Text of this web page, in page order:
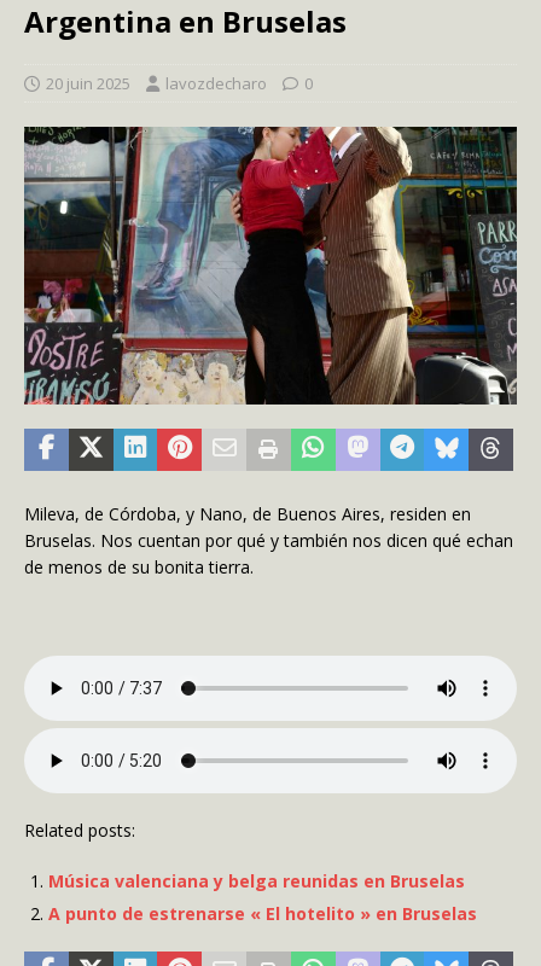
Argentina en Bruselas
20 juin 2025 lavozdecharo 0
Mileva, de Córdoba, y Nano, de Buenos Aires, residen en
Bruselas. Nos cuentan por qué y también nos dicen qué echan
de menos de su bonita tierra.
Related posts:
Música valenciana y belga reunidas en Bruselas
A punto de estrenarse « El hotelito » en Bruselas